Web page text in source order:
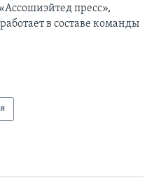
пресс»,
в составе команды